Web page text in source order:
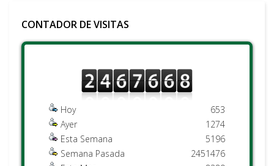
CONTADOR DE VISITAS
Hoy
Ayer
Esta Semana
Semana Pasada
653
1274
5196
2451476